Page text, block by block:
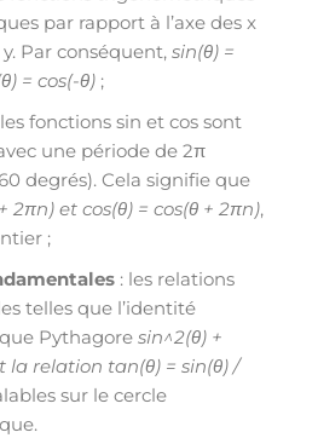
par rapport à l’axe des x
y. Par conséquent, sin(θ) =
= cos(-θ) ;
fonctions sin et cos sont
une période de 2π
degrés). Cela signifie que
2πn) et cos(θ) = cos(θ + 2πn),
;
: les relations
telles que l’identité
Pythagore sin^2(θ) +
la relation tan(θ) = sin(θ) /
sur le cercle